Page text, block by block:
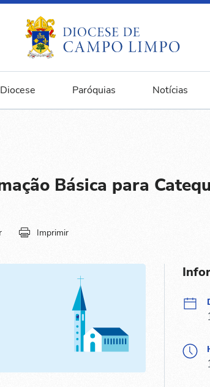
Diocese Paróquias Notícias
Básica para
Imprimir